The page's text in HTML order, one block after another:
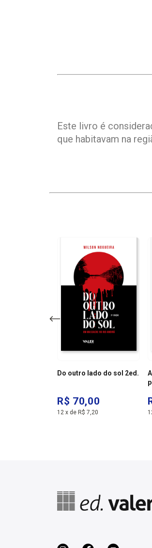
Este livro é
que habitavam na
Do outro lado do sol 2ed.
R$ 70,00
12 x de R$ 7,20